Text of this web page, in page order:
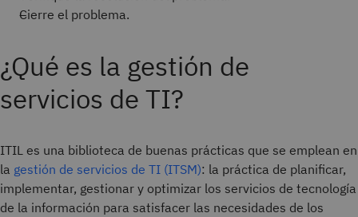
Cierre el problema.
¿Qué es la gestión de
servicios de TI?
ITIL es una biblioteca de buenas prácticas que se emplean en
la gestión de servicios de TI (ITSM): la práctica de planificar,
implementar, gestionar y optimizar los servicios de tecnología
de la información para satisfacer las necesidades de los